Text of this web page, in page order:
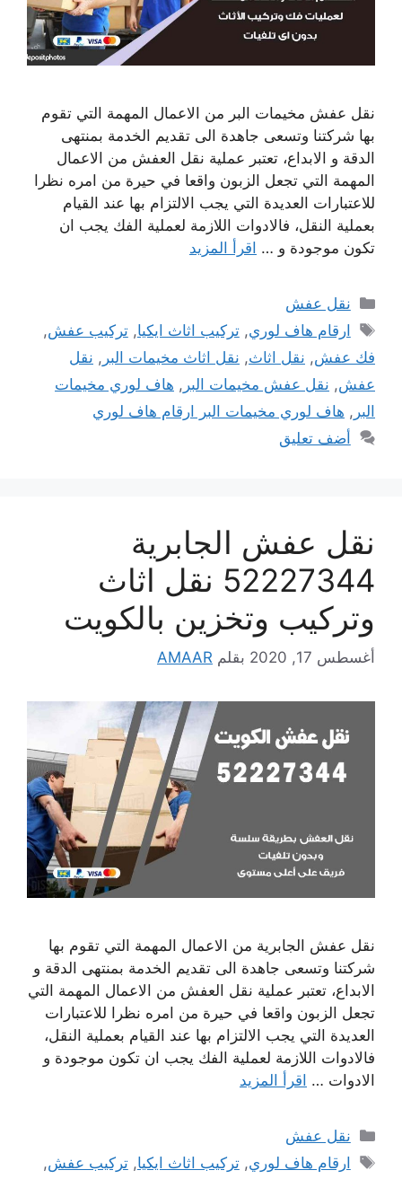
نقل عفش مخيمات البر من الاعمال المهمة التي تقوم
بها شركتنا وتسعى جاهدة الى تقديم الخدمة بمنتهى
الدقة و الابداع، تعتبر عملية نقل العفش من الاعمال
المهمة التي تجعل الزبون واقعا في حيرة من امره نظرا
للاعتبارات العديدة التي يجب الالتزام بها عند القيام
بعملية النقل، فالادوات اللازمة لعملية الفك يجب ان
تكون موجودة و … اقرأ المزيد
التصنيفات
نقل عفش
الوسوم
ارقام هاف لوري,تركيب اثاث ايكيا,تركيب عفش,
فك عفش, نقل اثاث, نقل اثاث مخيمات البر , نقل
عفش, نقل عفش مخيمات البر , هاف لوري مخيمات
البر , هاف لوري مخيمات البر ارقام هاف لوري
أضف تعليق
نقل عفش الجابرية
52227344 نقل اثاث
وتركيب وتخزين بالكويت
أغسطس 17, 2020 بقلم AMAAR
نقل عفش الجابرية من الاعمال المهمة التي تقوم بها
شركتنا وتسعى جاهدة الى تقديم الخدمة بمنتهى الدقة و
الابداع، تعتبر عملية نقل العفش من الاعمال المهمة التي
تجعل الزبون واقعا في حيرة من امره نظرا للاعتبارات
العديدة التي يجب الالتزام بها عند القيام بعملية النقل،
فالادوات اللازمة لعملية الفك يجب ان تكون موجودة و
الادوات … اقرأ المزيد
التصنيفات
نقل عفش
الوسوم
ارقام هاف لوري,تركيب اثاث ايكيا,تركيب عفش,